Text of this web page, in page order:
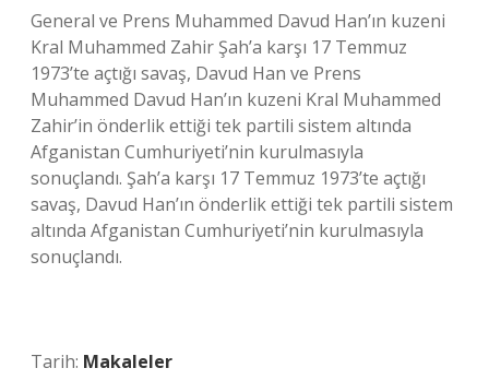
General ve Prens Muhammed Davud Han’ın kuzeni
Kral Muhammed Zahir Şah’a karşı 17 Temmuz
1973’te açtığı savaş, Davud Han ve Prens
Muhammed Davud Han’ın kuzeni Kral Muhammed
Zahir’in önderlik ettiği tek partili sistem altında
Afganistan Cumhuriyeti’nin kurulmasıyla
sonuçlandı. Şah’a karşı 17 Temmuz 1973’te açtığı
savaş, Davud Han’ın önderlik ettiği tek partili sistem
altında Afganistan Cumhuriyeti’nin kurulmasıyla
sonuçlandı.
Tarih: Makaleler